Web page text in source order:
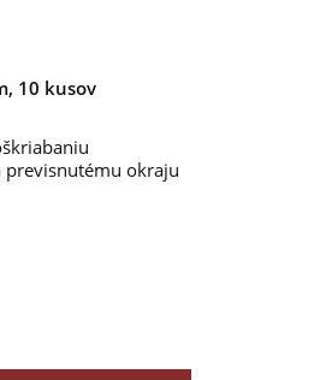
10 kusov
previsnutému okraju